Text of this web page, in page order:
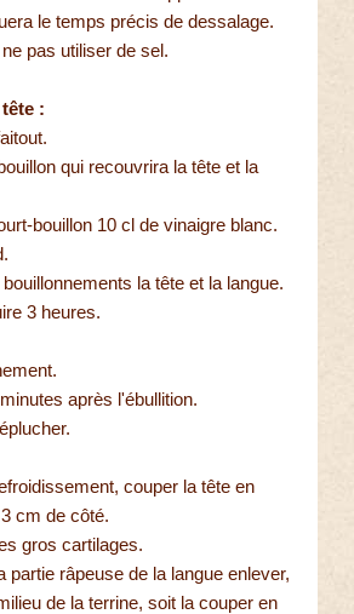
le temps précis de dessalage.
pas utiliser de sel.
:
qui recouvrira la tête et la
bouillon 10 cl de vinaigre blanc.
la tête et la langue.
3 heures.
après l'ébullition.
couper la tête en
cm de côté.
gros cartilages.
partie râpeuse de la langue enlever,
de la terrine, soit la couper en